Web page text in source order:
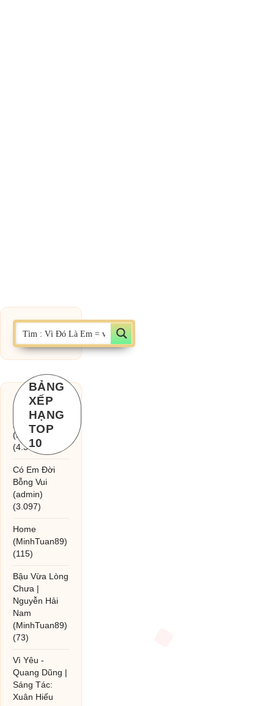
BẢNG
XẾP
HẠNG
TOP
10
Chờ một tiếng
yêu
(MinhTuan89)
(4.393)
Có Em Đời
Bỗng Vui
(admin)
(3.097)
Home
(MinhTuan89)
(115)
Bậu Vừa Lòng
Chưa |
Nguyễn Hải
Nam
(MinhTuan89)
(73)
Vì Yêu -
Quang Dũng |
Sáng Tác:
Xuân Hiếu